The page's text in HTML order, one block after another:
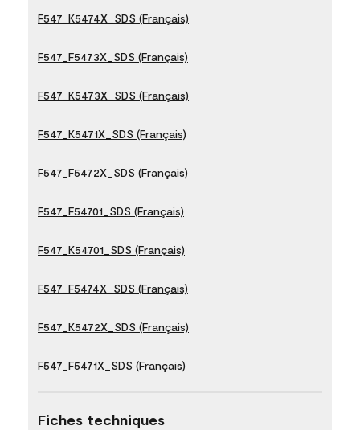
F547_K5474X_SDS (Français)
F547_F5473X_SDS (Français)
F547_K5473X_SDS (Français)
F547_K5471X_SDS (Français)
F547_F5472X_SDS (Français)
F547_F54701_SDS (Français)
F547_K54701_SDS (Français)
F547_F5474X_SDS (Français)
F547_K5472X_SDS (Français)
F547_F5471X_SDS (Français)
Fiches techniques